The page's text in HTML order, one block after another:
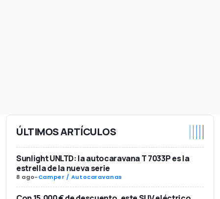
ÚLTIMOS ARTÍCULOS
Sunlight UNLTD: la autocaravana T 7033P es la
estrella de la nueva serie
8 ago-Camper / Autocaravanas